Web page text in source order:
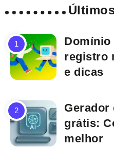
Domínio
registro
e dicas
Gerador
grátis:
melhor